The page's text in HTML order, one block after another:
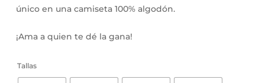
único en una camiseta 100% algodón.
¡Ama a quien te dé la gana!
Tallas